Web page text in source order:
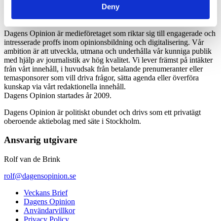
Deny
Dagens Opinion är medieföretaget som riktar sig till engagerade och
intresserade proffs inom opinionsbildning och digitalisering. Vår
ambition är att utveckla, utmana och underhålla vår kunniga publik
med hjälp av journalistik av hög kvalitet. Vi lever främst på intäkter
från vårt innehåll, i huvudsak från betalande prenumeranter eller
temasponsorer som vill driva frågor, sätta agenda eller överföra
kunskap via vårt redaktionella innehåll.
Dagens Opinion startades år 2009.
Dagens Opinion är politiskt obundet och drivs som ett privatägt
oberoende aktiebolag med säte i Stockholm.
Ansvarig utgivare
Rolf van de Brink
rolf@dagensopinion.se
Veckans Brief
Dagens Opinion
Användarvillkor
Privacy Policy